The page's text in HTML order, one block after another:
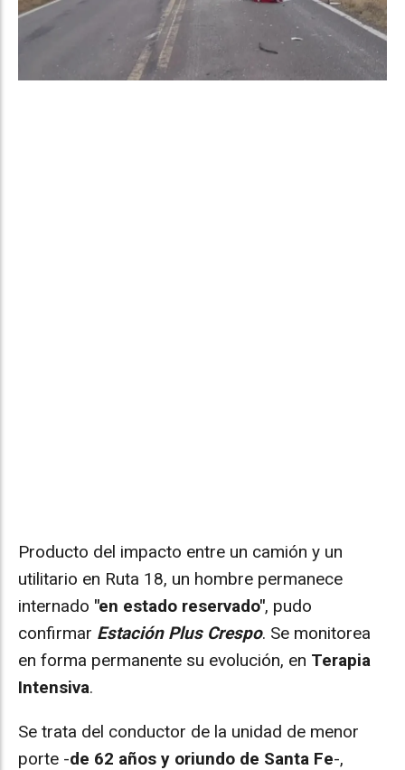
Producto del impacto entre un camión y un
utilitario en Ruta 18, un hombre permanece
internado "en estado reservado", pudo
confirmar Estación Plus Crespo. Se monitorea
en forma permanente su evolución, en Terapia
Intensiva.
Se trata del conductor de la unidad de menor
porte -de 62 años y oriundo de Santa Fe-,